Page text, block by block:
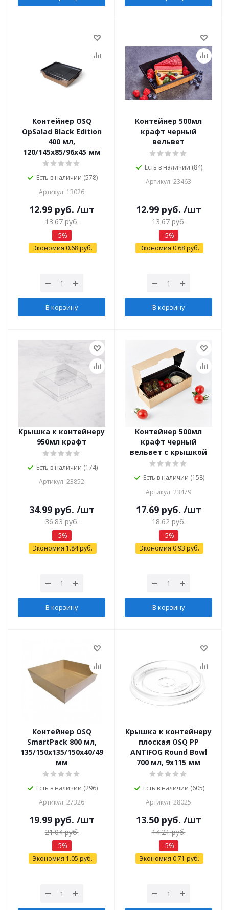
Контейнер OSQ
OpSalad Black Edition
400 мл,
120/145x85/96x45 мм
Есть в наличии (578)
Артикул: 13026
12.99руб. /шт
13.67руб.
-5%
Экономия 0.68руб.
В корзину
Контейнер 500мл
крафт черный
вельвет
Есть в наличии (84)
Артикул: 23463
12.99руб. /шт
13.67руб.
-5%
Экономия 0.68руб.
В корзину
Крышка к контейнеру
950мл крафт
Есть в наличии (174)
Артикул: 23852
34.99руб. /шт
36.83руб.
-5%
Экономия 1.84руб.
В корзину
Контейнер 500мл
крафт черный
вельвет с крышкой
Есть в наличии (158)
Артикул: 23479
17.69руб. /шт
18.62руб.
-5%
Экономия 0.93 руб.
В корзину
Контейнер OSQ
SmartPack 800 мл,
135/150x135/150x40/49
мм
Есть в наличии (296)
Артикул: 27326
19.99руб. /шт
21.04руб.
-5%
Экономия 1.05 руб.
Крышка к контейнеру
плоская OSQ РР
ANTIFOG Round Bowl
700 мл, 9x115 мм
Есть в наличии (605)
Артикул: 28025
13.50руб. /шт
14.21руб.
-5%
Экономия 0.71 руб.